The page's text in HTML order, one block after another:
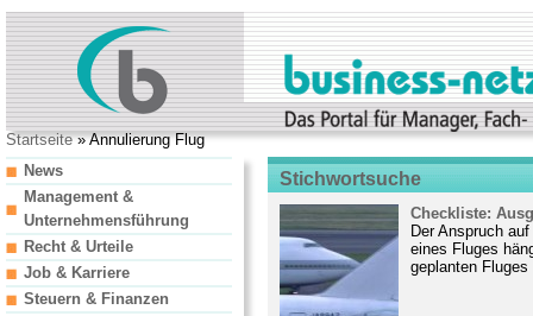
Startseite» Annulierung Flug
Stichwortsuche
Checkliste:
Der Anspruch
eines Fluges
geplanten
News
Management &
Unternehmensführung
Recht & Urteile
Job & Karriere
Steuern & Finanzen